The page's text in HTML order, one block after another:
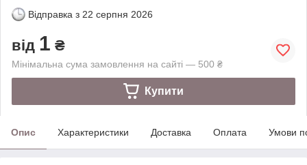
Відправка з 22 серпня 2026
від 1 ₴
Мінімальна сума замовлення на сайті — 500 ₴
Купити
Опис Характеристики Доставка Оплата Умови